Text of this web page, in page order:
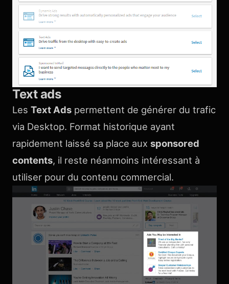
Text ads
Les Text Ads permettent de générer du trafic
via Desktop. Format historique ayant
rapidement laissé sa place aux sponsored
contents, il reste néanmoins intéressant à
utiliser pour du contenu commercial.